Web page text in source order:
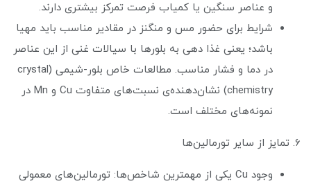
و عناصر سنگین یا کمیاب فرصت تمرکز بیشتری دارند.
شرایط برای حضور مس و منگنز در مقادیر مناسب باید مهیا
باشد؛ یعنی غذا دهی به بلورها با سیالات غنی از این عناصر
در دما و فشار مناسب. مطالعات خاص بلور-شیمی (crystal
chemistry) نشان‌دهنده‌ی نسبت‌های متفاوت Cu و Mn در
نمونه‌های مختلف است.
۶. تمایز از سایر تورمالین‌ها
وجود Cu یکی از مهمترین شاخص‌ها: تورمالین‌های معمولی